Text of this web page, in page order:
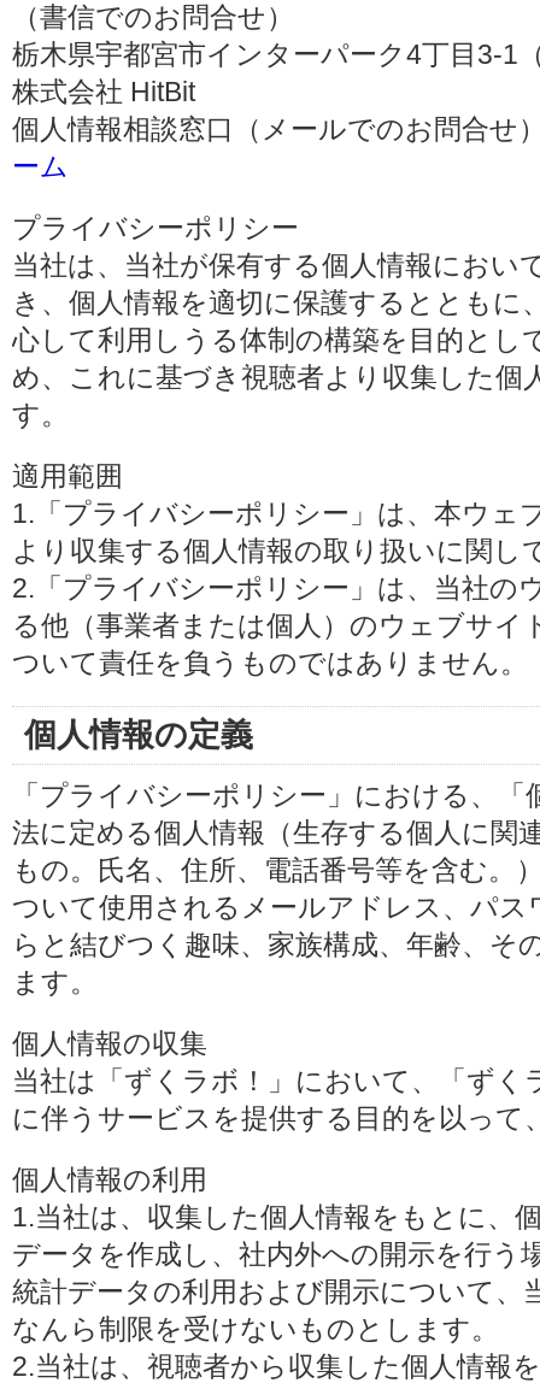
（書信でのお問合せ）
栃木県宇都宮市インターパーク4丁目3-1
株式会社 HitBit
個人情報相談窓口（メールでのお問合せ
ーム
プライバシーポリシー
当社は、当社が保有する個人情報におい
き、個人情報を適切に保護するとともに
心して利用しうる体制の構築を目的とし
め、これに基づき視聴者より収集した個
す。
適用範囲
1.「プライバシーポリシー」は、本ウェ
より収集する個人情報の取り扱いに関し
2.「プライバシーポリシー」は、当社の
る他（事業者または個人）のウェブサイ
ついて責任を負うものではありません。
個人情報の定義
「プライバシーポリシー」における、
法に定める個人情報（生存する個人に関
もの。氏名、住所、電話番号等を含む。
ついて使用されるメールアドレス、パ
らと結びつく趣味、家族構成、年齢、そ
ます。
個人情報の収集
当社は「ずくラボ！」において、「ず
に伴うサービスを提供する目的を以って
個人情報の利用
1.当社は、収集した個人情報をもとに、
データを作成し、社内外への開示を行う
統計データの利用および開示について、
なんら制限を受けないものとします。
2.当社は、視聴者から収集した個人情報